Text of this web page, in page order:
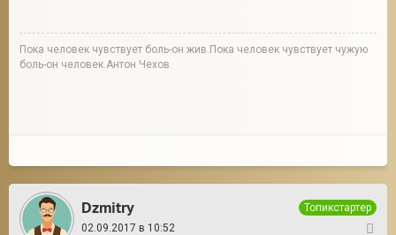
Пока человек чувствует боль-он жив.Пока человек чувствует чужую
боль-он человек.Антон Чехов.
Dzmitry
Топикстартер
02.09.2017 в 10:52